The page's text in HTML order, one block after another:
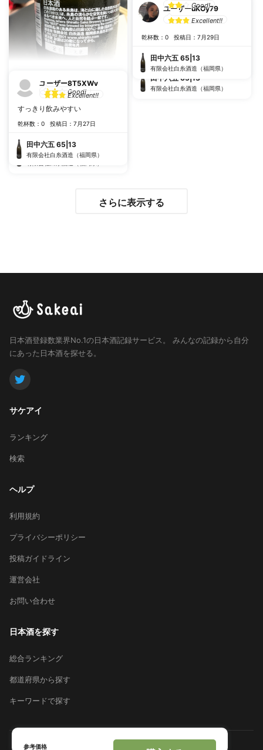
Good!
最初少し苦味があるけど、喉越
常に飲みやすくおいしいです！
乾杯数：1 投稿日：9月5日
田中六五 65|13
有限会社白糸酒造（福岡県）
やま
Good!
含んだ時の苦味が特徴的ですっ
田中六五 65|13
ユーザーuKOy79
Excellent!!
乾杯数：0 投稿日：7月29日
田中六五 65|13
有限会社白糸酒造（福岡県）
ユーザー8T5XWv
Excellent!!
すっきり飲みやすい
乾杯数：0 投稿日：7月27日
田中六五 65|13
有限会社白糸酒造（福岡県）
さらに表示する
参考価格
日本酒登録数業界No.1の日本酒記録サービス。
みんなの記録から自分
にあった日本酒を探せる。
サケアイ
ランキング
検索
ヘルプ
利用規約
プライバシーポリシー
投稿ガイドライン
運営会社
お問い合わせ
日本酒を探す
総合ランキング
都道府県から探す
キーワードで探す
© 2026 Sakeai Inc.